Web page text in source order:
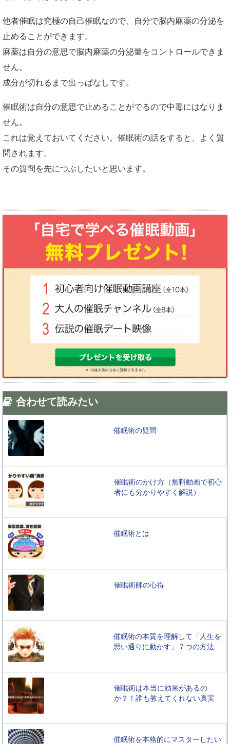
他者催眠は究極の自己催眠なので、自分で脳内麻薬の分泌を
止めることができます。
麻薬は自分の意思で脳内麻薬の分泌量をコントロールできま
せん。
成分が切れるまで出っぱなしです。
催眠術は自分の意思で止めることがでるので中毒にはなりま
せん。
これは覚えておいてください。催眠術の話をすると、よく質
問されます。
その質問を先につぶしたいと思います。
合わせて読みたい
催眠術の疑問
催眠術のかけ方（無料動画で初心
者にも分かりやすく解説）
催眠術とは
催眠術師の心得
催眠術の本質を理解して「人生を
思い通りに動かす」７つの方法
催眠術は本当に効果があるの
か？！誰も教えてくれない真実
催眠術を本格的にマスターしたい